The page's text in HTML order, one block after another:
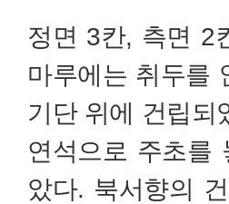
정면 3칸, 측면 2
마루에는 취두를
기단 위에 건립되
연석으로 주초를
았다. 북서향의